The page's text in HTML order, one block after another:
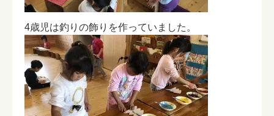
4歳児は釣りの飾りを作っていました。